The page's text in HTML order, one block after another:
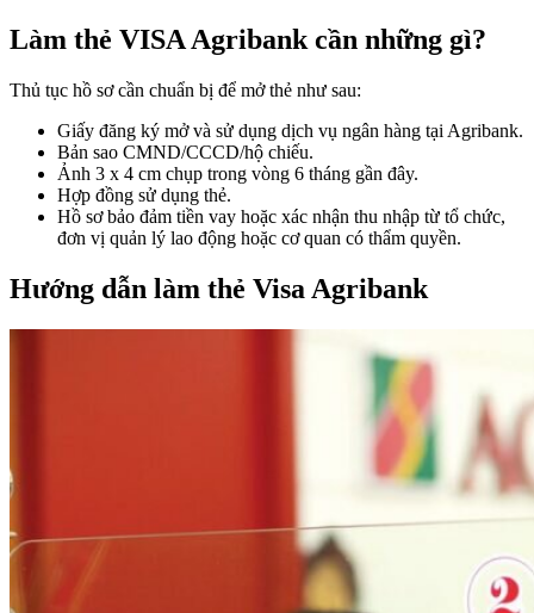
Làm thẻ VISA Agribank cần những gì?
Thủ tục hồ sơ cần chuẩn bị để mở thẻ như sau:
Giấy đăng ký mở và sử dụng dịch vụ ngân hàng tại Agribank.
Bản sao CMND/CCCD/hộ chiếu.
Ảnh 3 x 4 cm chụp trong vòng 6 tháng gần đây.
Hợp đồng sử dụng thẻ.
Hồ sơ bảo đảm tiền vay hoặc xác nhận thu nhập từ tổ chức,
đơn vị quản lý lao động hoặc cơ quan có thẩm quyền.
Hướng dẫn làm thẻ Visa Agribank